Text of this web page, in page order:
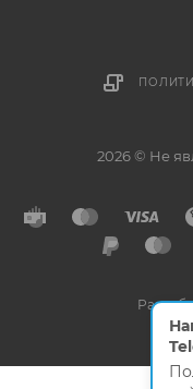
2026 © Не